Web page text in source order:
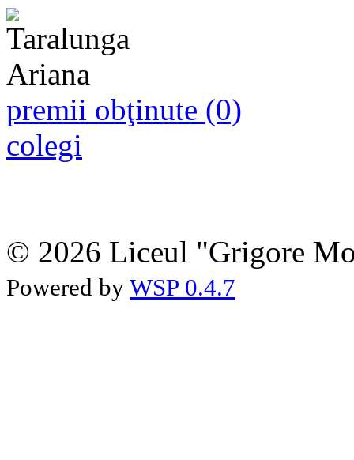
premii obţinute (0)
colegi
© 2026 Liceul "Grigore
Powered by WSP 0.4.7